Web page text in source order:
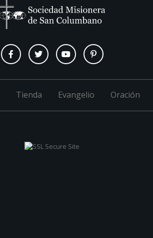
Tienda Evangelio Oración